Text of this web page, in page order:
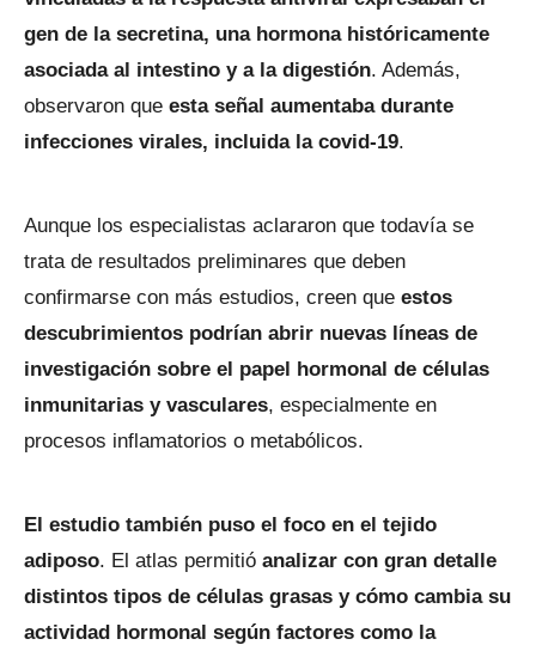
gen de la secretina, una hormona históricamente
asociada al intestino y a la digestión. Además,
observaron que esta señal aumentaba durante
infecciones virales, incluida la covid-19.
Aunque los especialistas aclararon que todavía se
trata de resultados preliminares que deben
confirmarse con más estudios, creen que estos
descubrimientos podrían abrir nuevas líneas de
investigación sobre el papel hormonal de células
inmunitarias y vasculares, especialmente en
procesos inflamatorios o metabólicos.
El estudio también puso el foco en el tejido
adiposo. El atlas permitió analizar con gran detalle
distintos tipos de células grasas y cómo cambia su
actividad hormonal según factores como la